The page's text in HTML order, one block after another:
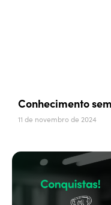
Conhecimento
11 de novembro de 2024